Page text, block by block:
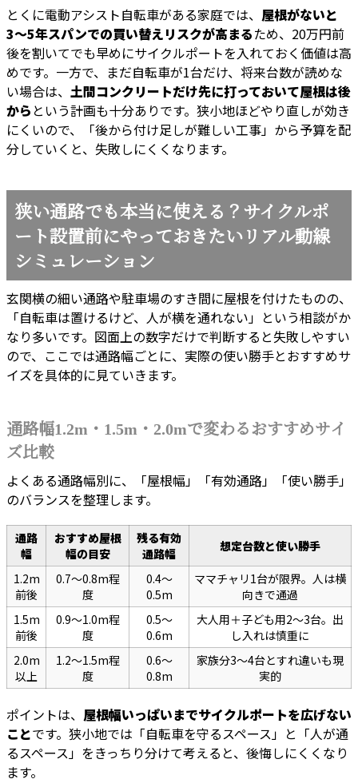
とくに電動アシスト自転車がある家庭では、 屋根がないと
3〜5年スパンでの買い替えリスクが高まるため、20万円前
後を割いてでも早めにサイクルポートを入れておく価値は高
めです。一方で、まだ自転車が1台だけ、将来台数が読めな
い場合は、 土間コンクリートだけ先に打っておいて屋根は後
から という計画も十分ありです。狭小地ほどやり直しが効き
にくいので、「後から付け足しが難しい工事」から予算を配
分していくと、失敗しにくくなります。
狭い通路でも本当に使える？サイクルポ
ート設置前にやっておきたいリアル動線
シミュレーション
玄関横の細い通路や駐車場のすき間に屋根を付けたものの、
「自転車は置けるけど、人が横を通れない」という相談がか
なり多いです。図面上の数字だけで判断すると失敗しやすい
ので、ここでは通路幅ごとに、実際の使い勝手とおすすめサ
イズを具体的に見ていきます。
通路幅1.2m・1.5m・2.0mで変わるおすすめサイ
ズ比較
よくある通路幅別に、「屋根幅」「有効通路」「使い勝手」
のバランスを整理します。
通路
幅
おすすめ屋根
幅の目安
残る有効
通路幅
想定台数と使い勝手
1.2m
前後
0.7〜0.8m程
度
0.4〜
0.5m
ママチャリ1台が限界。人は横
向きで通過
1.5m
前後
0.9〜1.0m程
度
0.5〜
0.6m
大人用＋子ども用2〜3台。出
し入れは慎重に
2.0m
以上
1.2〜1.5m程
度
0.6〜
0.8m
家族分3〜4台とすれ違いも現
実的
ポイントは、 屋根幅いっぱいまでサイクルポートを広げない
ことです。狭小地では「自転車を守るスペース」と「人が通
るスペース」をきっちり分けて考えると、後悔しにくくなり
ます。